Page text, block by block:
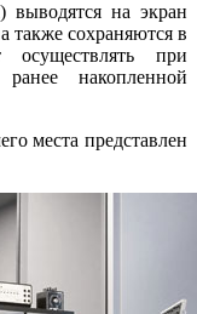
выводятся на экран
также сохраняются в
осуществлять при
накопленной
места представлен